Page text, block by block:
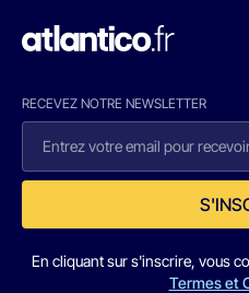
RECEVEZ NOTRE NEWSLETTER
En cliquant sur s'inscrire, vous
Termes et